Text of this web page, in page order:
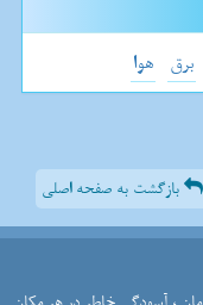
برق هوا
بازگشت به صفحه اصلی